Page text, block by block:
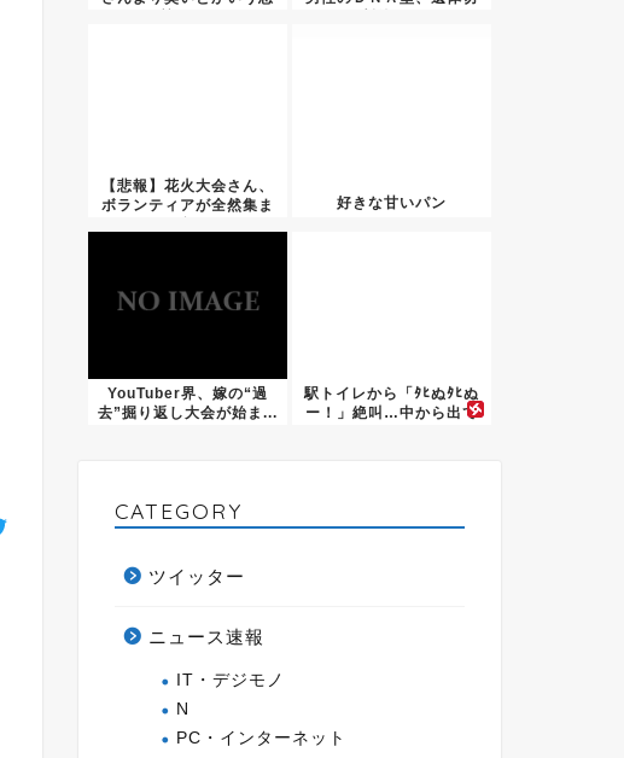
【悲報】花火大会さん、
ボランティアが全然集ま
好きな甘いパン
YouTuber界、嫁の“過
去”掘り返し大会が始ま...
駅トイレから「ﾀﾋぬﾀﾋぬ
ー！」絶叫…中から出て
CATEGORY
ツイッター
ニュース速報
IT・デジモノ
N
PC・インターネット